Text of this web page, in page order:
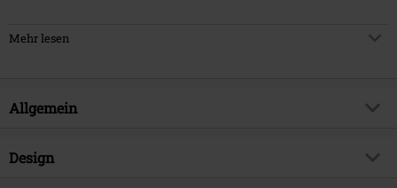
Kapuzenpullover, der Dein Sortiment mit frischer Abwechslung
bescheinigen dem Teil Lässigkeit.
Mehr lesen
Allgemein
Artikelnummer:
Design